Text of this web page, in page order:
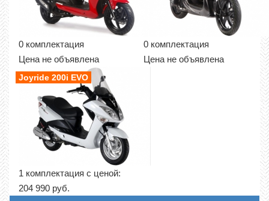
0 комплектация
Цена не объявлена
0 комплектация
Цена не объявлена
Joyride 200i EVO
1 комплектация с ценой:
204 990 руб.